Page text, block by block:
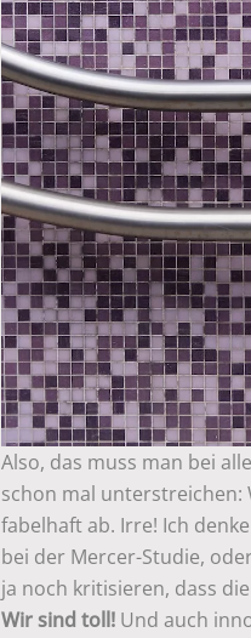
Also, das muss man bei
schon mal unterstreichen:
fabelhaft ab. Irre! Ich
bei der Mercer-Studie,
ja noch kritisieren, dass
Wir sind toll! Und auch